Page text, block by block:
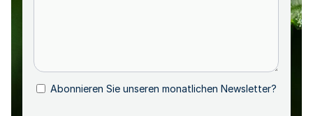
Abonnieren
Abonnieren Sie unseren monatlichen Newsletter?